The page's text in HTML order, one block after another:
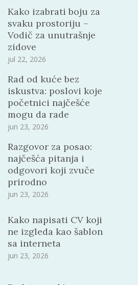
Kako izabrati boju za
svaku prostoriju –
Vodič za unutrašnje
zidove
jul 22, 2026
Rad od kuće bez
iskustva: poslovi koje
početnici najčešće
mogu da rade
jun 23, 2026
Razgovor za posao:
najčešća pitanja i
odgovori koji zvuče
prirodno
jun 23, 2026
Kako napisati CV koji
ne izgleda kao šablon
sa interneta
jun 23, 2026